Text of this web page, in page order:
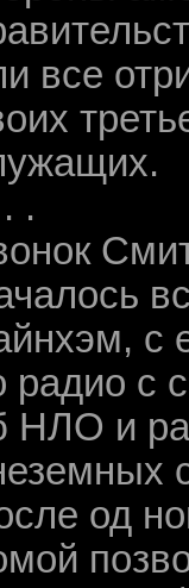
все
.
с
радио с
НЛО и
од